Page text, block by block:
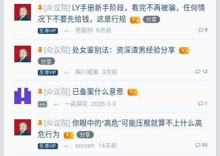
[众议院] LY手册新手阶段，看完不再被骗，任何情
况下不要先给钱，这是行规
分享
至.尊VIP ← 思路你 6月前 8
[众议院] 处女鉴别法：资深渣男经验分享
分享
至.尊VIP ← 梅川堀紫 3月前 12
[众议院] 已备案什么意思
⭐⭐ ← 一品探花 2025-3-3 1
[众议院] 你眼中的“高危”可能压根就算不上什么高
危行为
分享
至.尊VIP ← xxxxwh 14天前 55